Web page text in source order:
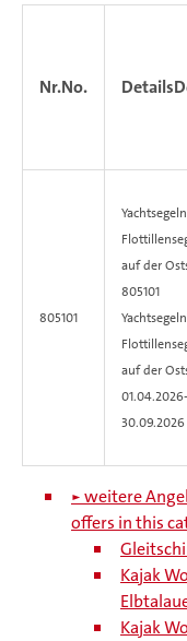
Nr.No. Details
805101
auf der
805101
auf der
01.04.2026-
30.09.2026
► weitere
offers in this
Kajak
Kajak